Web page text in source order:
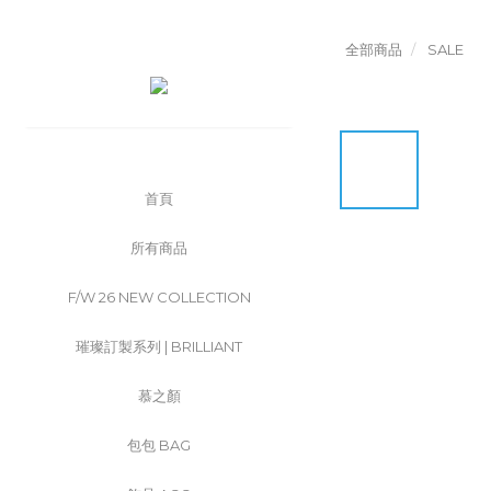
首頁
所有商品
F/W 26 NEW COLLECTION
璀璨訂製系列 | BRILLIANT
慕之顏
包包 BAG
全部商品 SALE